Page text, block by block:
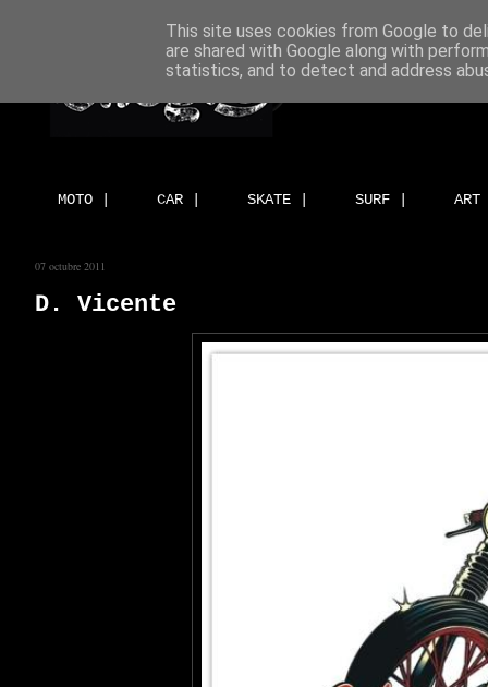
MOTO | CAR | SKATE | SURF |
07 octubre 2011
D. Vicente
This site uses cookies from Google to
are shared with Google along with
statistics, and to detect and address